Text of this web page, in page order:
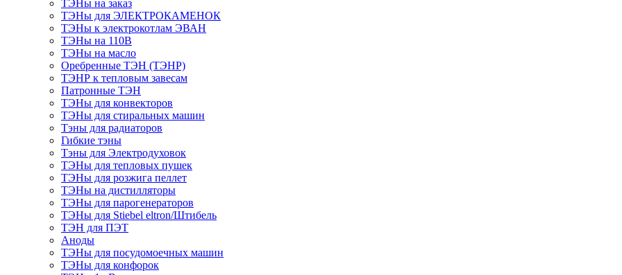
ТЭНы на заказ
ТЭНы для ЭЛЕКТРОКАМЕНОК
ТЭНы к электрокотлам ЭВАН
ТЭНы на 110В
ТЭНы на масло
Оребренные ТЭН (ТЭНР)
ТЭНР к тепловым завесам
Патронные ТЭН
ТЭНы для конвекторов
ТЭНы для стиральных машин
Тэны для радиаторов
Гибкие тэны
Тэны для Электродуховок
ТЭНы для тепловых пушек
ТЭНы для розжига пеллет
ТЭНы на дистилляторы
ТЭНы для парогенераторов
ТЭНы для Stiebel eltron/Штибель
ТЭН для ПЭТ
Аноды
ТЭНы для посудомоечных машин
ТЭНы для конфорок